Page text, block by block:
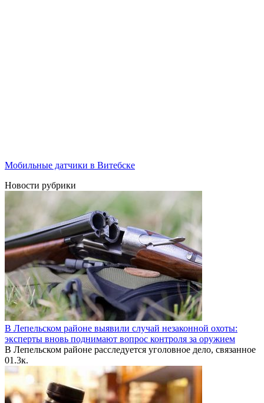
Мобильные датчики в Витебске
Новости рубрики
В Лепельском районе выявили случай незаконной охоты:
эксперты вновь поднимают вопрос контроля за оружием
В Лепельском районе расследуется уголовное дело, связанное
01.3к.